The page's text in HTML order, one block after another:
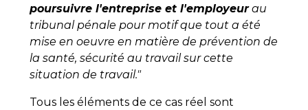
poursuivre l'entreprise et l'employeurau
tribunal pénale pour motif que tout a été
mise en oeuvre en matière de prévention de
la santé, sécurité au travail sur cette
situation de travail."
Tous les éléments de ce cas réel sont